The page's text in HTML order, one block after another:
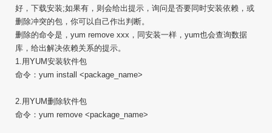
好，下载安装;如果有，则会给出提示，询问是否要同时安装依赖，或
删除冲突的包，你可以自己作出判断。
删除的命令是，yum remove xxx，同安装一样，yum也会查询数据
库，给出解决依赖关系的提示。
1.用YUM安装软件包
命令：yum install <package_name>
2.用YUM删除软件包
命令：yum remove <package_name>